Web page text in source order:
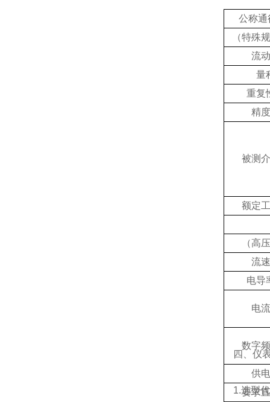
公称通
（特殊
流
量
重复
精
被测
额定
（高
流
电导
电
数字
供
要求
四、仪
1.选型